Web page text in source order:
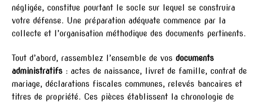
négligée, constitue pourtant le socle sur lequel se construira
votre défense. Une préparation adéquate commence par la
collecte et l’organisation méthodique des documents pertinents.
Tout d’abord, rassemblez l’ensemble de vos documents
administratifs : actes de naissance, livret de famille, contrat de
mariage, déclarations fiscales communes, relevés bancaires et
titres de propriété. Ces pièces établissent la chronologie de